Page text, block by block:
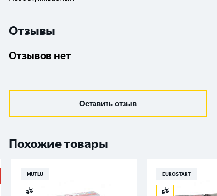
Отзывы
Отзывов нет
Оставить отзыв
Похожие товары
MUTLU EUROSTART